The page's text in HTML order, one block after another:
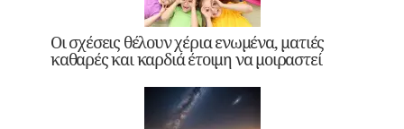
Οι σχέσεις θέλουν χέρια ενωμένα, ματιές
καθαρές και καρδιά έτοιμη να μοιραστεί